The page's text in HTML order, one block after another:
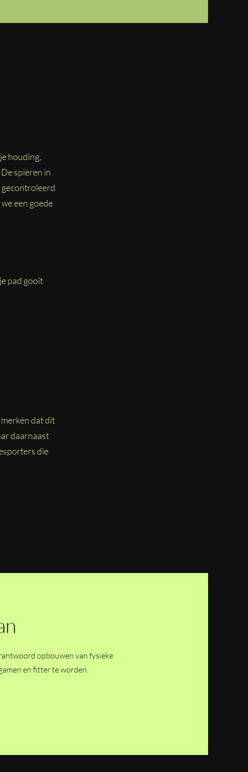
houding,
spieren in
gecontroleerd
een goede
pad gooit
dat dit
daarnaast
die
opbouwen van fysieke
en fitter te worden.